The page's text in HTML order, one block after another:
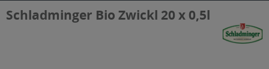
Schladminger Bio Zwickl 20 x 0,5l